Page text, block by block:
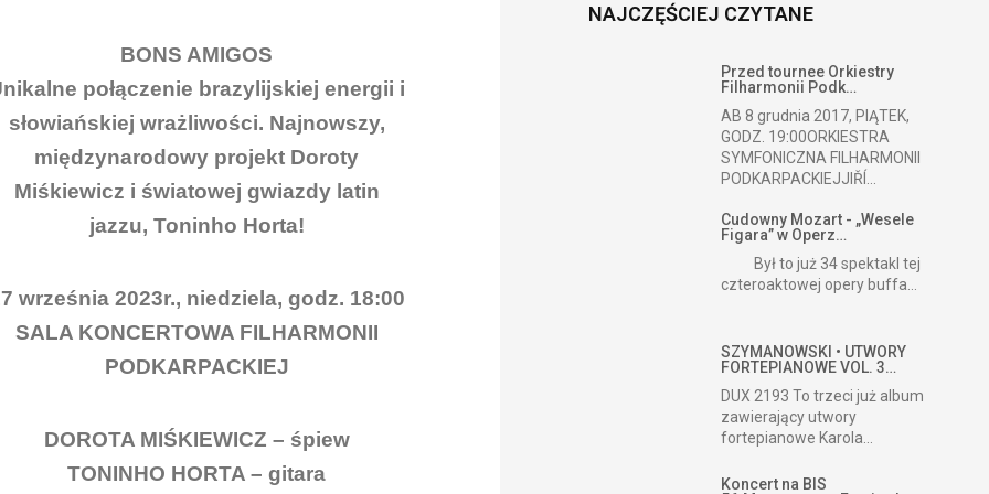
BONS AMIGOS
połączenie brazylijskiej energii i
słowiańskiej wrażliwości. Najnowszy,
międzynarodowy projekt Doroty
Miśkiewicz i światowej gwiazdy latin
jazzu, Toninho Horta!
września 2023r., niedziela, godz. 18:00
SALA KONCERTOWA FILHARMONII
PODKARPACKIEJ
DOROTA MIŚKIEWICZ – śpiew
TONINHO HORTA – gitara
NAJCZĘŚCIEJ CZYTANE
Przed tournee Orkiestry
Filharmonii Podk…
AB 8 grudnia 2017, PIĄTEK,
GODZ. 19:00ORKIESTRA
SYMFONICZNA FILHARMONII
PODKARPACKIEJJIŘÍ...
Cudowny Mozart - „Wesele
Figara” w Operz…
Był to już 34 spektakl tej
czteroaktowej opery buffa...
SZYMANOWSKI • UTWORY
FORTEPIANOWE VOL. 3…
DUX 2193 To trzeci już album
zawierający utwory
fortepianowe Karola...
Koncert na BIS